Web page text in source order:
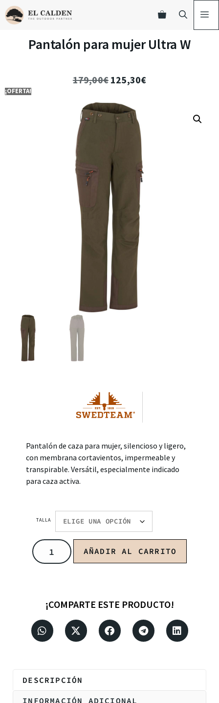
Pantalón para mujer Ultra W
179,00€ 125,30€
¡OFERTA!
Pantalón de caza para mujer, silencioso y ligero,
con membrana cortavientos, impermeable y
transpirable. Versátil, especialmente indicado
para caza activa.
TALLA
AÑADIR AL CARRITO
¡COMPARTE ESTE PRODUCTO!
DESCRIPCIÓN
INFORMACIÓN ADICIONAL